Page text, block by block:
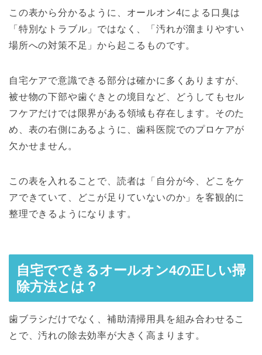
この表から分かるように、オールオン4による口臭は
「特別なトラブル」ではなく、「汚れが溜まりやすい
場所への対策不足」から起こるものです。
自宅ケアで意識できる部分は確かに多くありますが、
被せ物の下部や歯ぐきとの境目など、どうしてもセル
フケアだけでは限界がある領域も存在します。そのた
め、表の右側にあるように、歯科医院でのプロケアが
欠かせません。
この表を入れることで、読者は「自分が今、どこをケ
アできていて、どこが足りていないのか」を客観的に
整理できるようになります。
自宅でできるオールオン4の正しい掃
除方法とは？
歯ブラシだけでなく、補助清掃用具を組み合わせるこ
とで、汚れの除去効率が大きく高まります。